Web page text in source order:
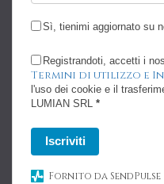
Sì, tienimi aggiornato su
Registrandoti, accetti i
Termini di utilizzo e
l'uso dei cookie e il
LUMIAN SRL *
Iscriviti
Fornito da SendPulse